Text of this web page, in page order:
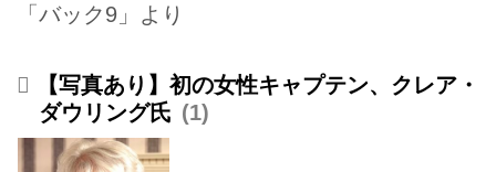
「バック9」より
【写真あり】初の女性キャプテン、クレア・
ダウリング氏
1